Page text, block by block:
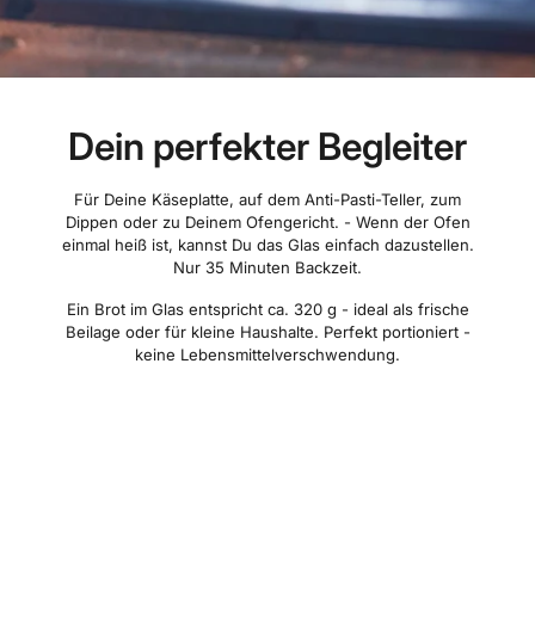
Dein perfekter Begleiter
Für Deine Käseplatte, auf dem Anti-Pasti-Teller, zum
Dippen oder zu Deinem Ofengericht. - Wenn der Ofen
einmal heiß ist, kannst Du das Glas einfach dazustellen.
Nur 35 Minuten Backzeit.
Ein Brot im Glas entspricht ca. 320 g - ideal als frische
Beilage oder für kleine Haushalte. Perfekt portioniert -
keine Lebensmittelverschwendung.